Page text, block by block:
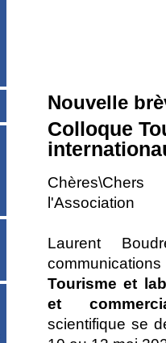
Nouvelle
Colloque
l'Association
Laurent
Tourisme et
et
scientifique se